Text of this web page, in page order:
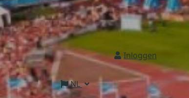
Inloggen
NL